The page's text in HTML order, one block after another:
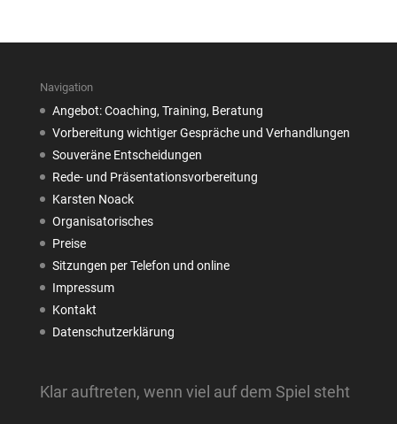
Navigation
Angebot: Coaching, Training, Beratung
Vorbereitung wichtiger Gespräche und Verhandlungen
Souveräne Entscheidungen
Rede- und Präsentationsvorbereitung
Karsten Noack
Organisatorisches
Preise
Sitzungen per Telefon und online
Impressum
Kontakt
Datenschutzerklärung
Klar auftreten, wenn viel auf dem Spiel steht